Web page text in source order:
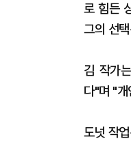
로 힘든
그의 선
김 작가
다"며 "개
도넛 작